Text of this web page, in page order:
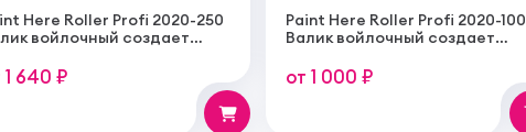
Here Roller Profi 2020-250
войлочный создает
250мм
1 640 ₽
Paint Here Roller Profi 2020-100
Валик войлочный создает
покрытия 100мм
от 1 000 ₽